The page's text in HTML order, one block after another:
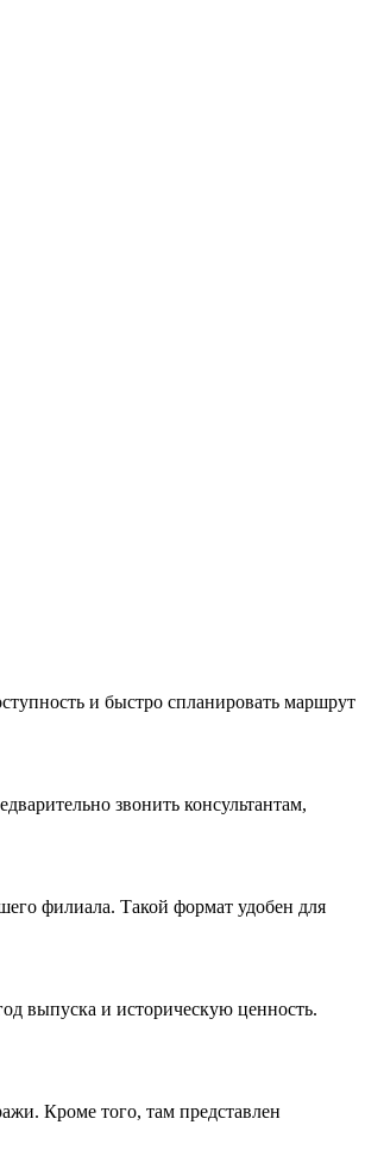
и быстро спланировать маршрут
звонить консультантам,
филиала. Такой формат удобен для
выпуска и историческую ценность.
Кроме того, там представлен